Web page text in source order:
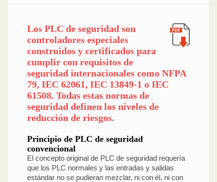
Los PLC de seguridad son
controladores especiales
construidos y certificados para
cumplir con requisitos de
seguridad internacionales como NFPA
79, IEC 62061, IEC 13849-1 o IEC
61508. Todas estas normas de
seguridad definen los niveles de
reducción de riesgos.
Principio de PLC de seguridad
convencional
El concepto original de PLC de seguridad requería
que los PLC normales y las entradas y salidas
estándar no se pudieran mezclar, ni con él, ni con